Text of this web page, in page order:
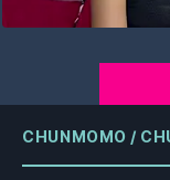
CHUNMOMO /